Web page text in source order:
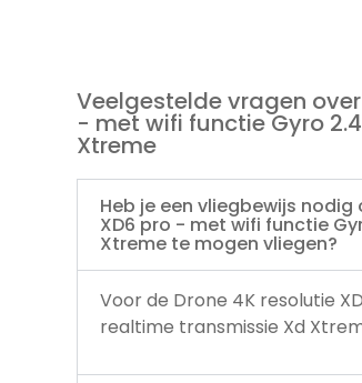
Veelgestelde vragen
- met wifi functie Gyro
Xtreme
Heb je een vliegbewijs
XD6 pro - met wifi functie
Xtreme te mogen vliegen?
Voor de Drone 4K resolutie
realtime transmissie Xd